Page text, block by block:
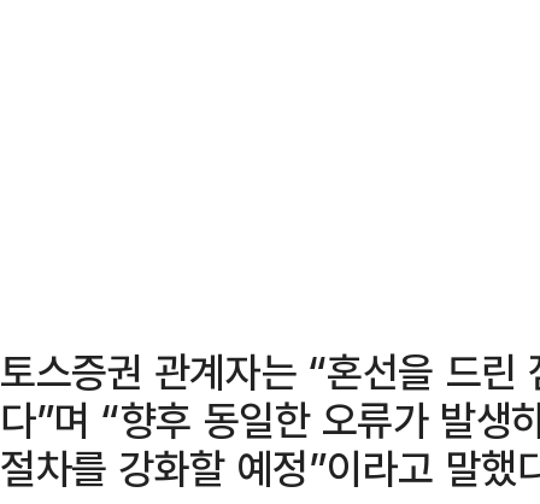
토스증권 관계자는 “혼선을 드
다”며 “향후 동일한 오류가 발생
절차를 강화할 예정”이라고 말했